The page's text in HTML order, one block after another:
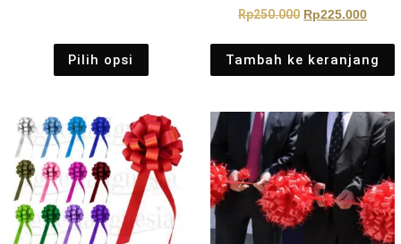
Pilih opsi
Rp250.000 Rp225.000
Tambah ke keranjang